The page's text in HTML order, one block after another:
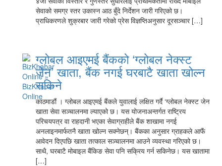
सेवाको समग्र स्तर उकास्न आठ बुँदे निर्देशन जारी गरिएको छ।
प्राधिकरणले शुक्रबार जारी गरेको प्रेस विज्ञप्तिअनुसार दूरसञ्चार […]
ग्लोबल आइएमई बैंकको ‘ग्लोबल नेक्स्ट
जेन’ खाता, बैंक नगई घरबाटै खाता खोल्न
सकिने
काठमाडौं । ग्लोबल आइएमई बैंकले युवालाई लक्षित गर्दै ‘ग्लोबल नेक्स्ट जेन
खाता सेवा सञ्चालनमा ल्याएको छ। यस योजनाअन्तर्गत राष्ट्रिय
परिचयपत्र वा राहदानी भएका सेवाग्राहीले बैंक शाखामा नगई
अनलाइनमार्फतनै खाता खोल्न सक्नेछन्। बैंकका अनुसार ग्राहकले आफैं
आवेदन दिएपछि खाता तत्काल सञ्चालनमा आउने व्यवस्था गरिएको छ।
साथै, घरबाटै मोबाइल बैंकिङ सेवा पनि सक्रिय गर्न सकिनेछ। यस खातामा
[…]